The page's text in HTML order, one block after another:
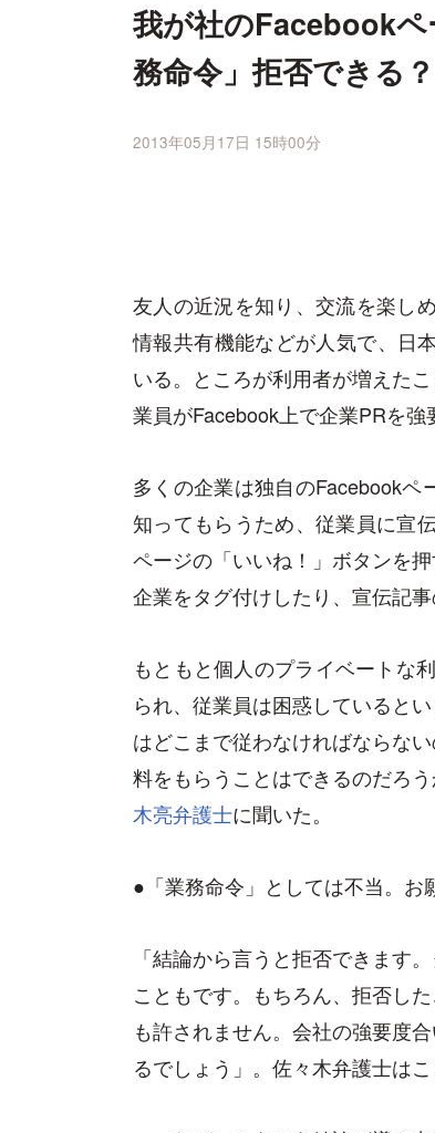
我が社のFacebook
務命令」拒否できる？
2013年05月17日 15時00分
友人の近況を知り、交流を楽し
情報共有機能などが人気で、日
いる。ところが利用者が増えた
業員がFacebook上で企業PRを強
多くの企業は独自のFacebookペ
知ってもらうため、従業員に宣
ページの「いいね！」ボタンを
企業をタグ付けしたり、宣伝記
もともと個人のプライベートな
られ、従業員は困惑していると
はどこまで従わなければならな
料をもらうことはできるのだろ
木亮弁護士に聞いた。
●「業務命令」としては不当。お
「結論から言うと拒否できます
こともです。もちろん、拒否し
も許されません。会社の強要度
るでしょう」。佐々木弁護士はこ